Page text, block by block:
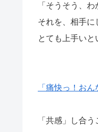
「そうそう、
それを、相手に
とても上手いと
「痛快っ！お
「共感」し合う